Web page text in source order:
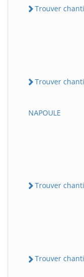
Trouver
Trouver
NAPOULE
Trouver
Trouver